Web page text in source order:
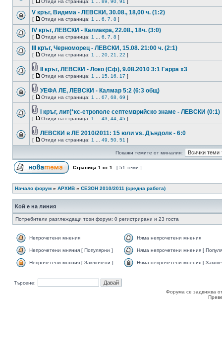
[ Отиди на страница: 1 89 90 91 ]
V кръг, Видима - ЛЕВСКИ, 30.08., 18,00 ч. (1:2)
[ Отиди на страница: 1 6 7 8 ]
IV кръг, ЛЕВСКИ - Калиакра, 22.08., 18ч. (3:0)
[ Отиди на страница: 1 6 7 8 ]
III кръг, Черноморец - ЛЕВСКИ, 15.08. 21:00 ч. (2:1)
[ Отиди на страница: 1 20 21 22 ]
II кръг, ЛЕВСКИ - Локо (Сф), 9.08.2010 3:1 Гарра x3
[ Отиди на страница: 1 15 16 17 ]
УЕФА ЛЕ, ЛЕВСКИ - Калмар 5:2 (6:3 общ)
[ Отиди на страница: 1 67 68 69 ]
I кръг, лит(*кс-етрополе септемврийско знаме - ЛЕВСКИ (0:1)
[ Отиди на страница: 1 43 44 45 ]
ЛЕВСКИ в ЛЕ 2010/2011: 15 юли vs. Дъндолк - 6:0
[ Отиди на страница: 1 49 50 51 ]
Покажи темите от миналия:
Страница 1 от 1 [ 51 теми ]
Начало форум » АРХИВ » СЕЗОН 2010/2011 (средна работа)
Кой е на линия
Потребители разглеждащи този форум: 0 регистрирани и 23 госта
Непрочетени мнения Няма непрочетени мнения
Непрочетени мняния [ Популярни ] Няма непрочетени мнения [
Непрочетени мняния [ Заключени ] Няма непрочетени мнения [
Търсене:
Форума се задвижва